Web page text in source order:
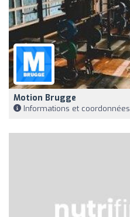
Motion Brugge
Informations et coordonnées